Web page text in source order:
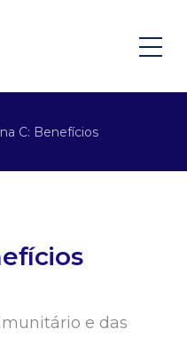
C: Benefícios
e das